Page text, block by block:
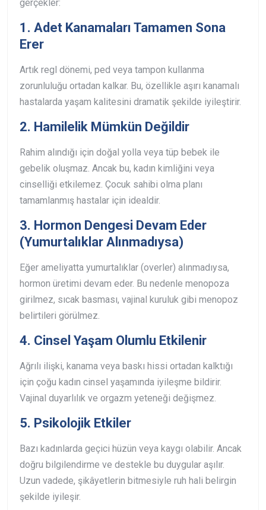
gerçekler:
1. Adet Kanamaları Tamamen Sona
Erer
Artık regl dönemi, ped veya tampon kullanma
zorunluluğu ortadan kalkar. Bu, özellikle aşırı kanamalı
hastalarda yaşam kalitesini dramatik şekilde iyileştirir.
2. Hamilelik Mümkün Değildir
Rahim alındığı için doğal yolla veya tüp bebek ile
gebelik oluşmaz. Ancak bu, kadın kimliğini veya
cinselliği etkilemez. Çocuk sahibi olma planı
tamamlanmış hastalar için idealdir.
3. Hormon Dengesi Devam Eder
(Yumurtalıklar Alınmadıysa)
Eğer ameliyatta yumurtalıklar (overler) alınmadıysa,
hormon üretimi devam eder. Bu nedenle menopoza
girilmez, sıcak basması, vajinal kuruluk gibi menopoz
belirtileri görülmez.
4. Cinsel Yaşam Olumlu Etkilenir
Ağrılı ilişki, kanama veya baskı hissi ortadan kalktığı
için çoğu kadın cinsel yaşamında iyileşme bildirir.
Vajinal duyarlılık ve orgazm yeteneği değişmez.
5. Psikolojik Etkiler
Bazı kadınlarda geçici hüzün veya kaygı olabilir. Ancak
doğru bilgilendirme ve destekle bu duygular aşılır.
Uzun vadede, şikâyetlerin bitmesiyle ruh hali belirgin
şekilde iyileşir.